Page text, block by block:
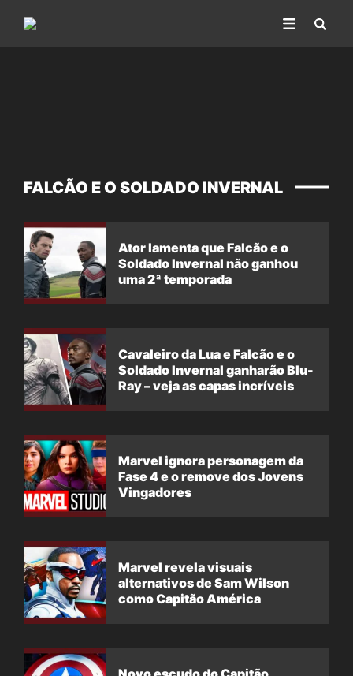
FALCÃO E O SOLDADO INVERNAL
Ator lamenta que Falcão e o
Soldado Invernal não ganhou
uma 2ª temporada
Cavaleiro da Lua e Falcão e o
Soldado Invernal ganharão Blu-
Ray – veja as capas incríveis
Marvel ignora personagem da
Fase 4 e o remove dos Jovens
Vingadores
Marvel revela visuais
alternativos de Sam Wilson
como Capitão América